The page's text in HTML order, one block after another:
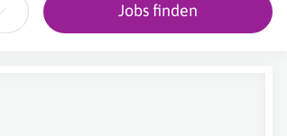
Jobs finden